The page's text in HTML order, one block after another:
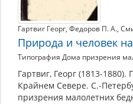
Гартвиг Георг, Федоров П. А.,
Природа и человек
Типография Дома призрения
Гартвиг, Георг (1813-
Крайнем Севере. С.-
призрения малолетних